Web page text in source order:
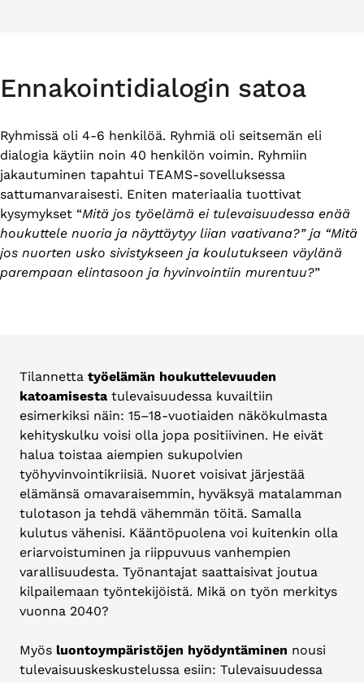
Ennakointidialogin satoa
Ryhmissä oli 4-6 henkilöä. Ryhmiä oli seitsemän eli
dialogia käytiin noin 40 henkilön voimin. Ryhmiin
jakautuminen tapahtui TEAMS-sovelluksessa
sattumanvaraisesti. Eniten materiaalia tuottivat
kysymykset “Mitä jos työelämä ei tulevaisuudessa enää
houkuttele nuoria ja näyttäytyy liian vaativana?” ja “Mitä
jos nuorten usko sivistykseen ja koulutukseen väylänä
parempaan elintasoon ja hyvinvointiin murentuu?”
Tilannetta työelämän houkuttelevuuden
katoamisesta tulevaisuudessa kuvailtiin
esimerkiksi näin: 15–18-vuotiaiden näkökulmasta
kehityskulku voisi olla jopa positiivinen. He eivät
halua toistaa aiempien sukupolvien
työhyvinvointikriisiä. Nuoret voisivat järjestää
elämänsä omavaraisemmin, hyväksyä matalamman
tulotason ja tehdä vähemmän töitä. Samalla
kulutus vähenisi. Kääntöpuolena voi kuitenkin olla
eriarvoistuminen ja riippuvuus vanhempien
varallisuudesta. Työnantajat saattaisivat joutua
kilpailemaan työntekijöistä. Mikä on työn merkitys
vuonna 2040?
Myös luontoympäristöjen hyödyntäminen nousi
tulevaisuuskeskustelussa esiin: Tulevaisuudessa